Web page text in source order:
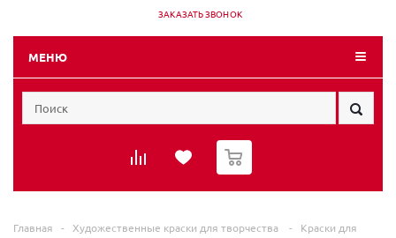
ЗАКАЗАТЬ ЗВОНОК
МЕНЮ
0
Главная - Художественные краски для творчества -
Краски для